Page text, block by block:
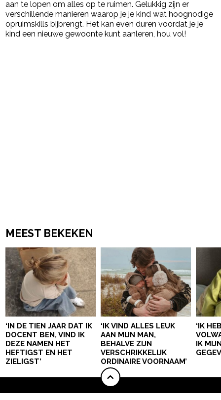
aan te lopen om alles op te ruimen. Gelukkig zijn er
verschillende manieren waarop je je kind wat hoognodige
opruimskills bijbrengt. Het kan even duren voordat je je
kind een nieuwe gewoonte kunt aanleren, hou vol!
MEEST BEKEKEN
‘IN DE TIEN JAAR DAT IK
DOCENT BEN, VIND IK
DEZE NAMEN HET
HEFTIGST EN HET
ZIELIGST’
‘IK VIND ALLES LEUK
AAN MIJN MAN,
BEHALVE ZIJN
VERSCHRIKKELIJK
ORDINAIRE VOORNAAM’
‘IK
IK